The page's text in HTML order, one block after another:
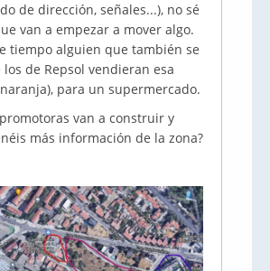
de dirección, señales...), no sé
van a empezar a mover algo.
tiempo alguien que también se
de Repsol vendieran esa
para un supermercado.
van a construir y
más información de la zona?